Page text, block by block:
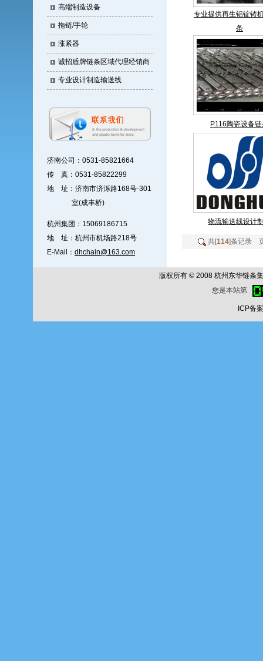
高端制造设备
拖链/手轮
涨紧器
诚招盾牌链条区域代理经销商
专业设计制造输送线
济南公司：0531-85821664
传 真：0531-85822299
地 址：济南市济泺路168号-301
室(成丰桥)
杭州集团：15069186715
地 址：杭州市机场路218号
E-Mail： dhchain@163.com
专业提供再生铝锭铸
条
P116陶瓷设备
物流输送线设计
共[114]条记录
版权所有 © 2008 杭州东华链条
您是本站第
ICP备